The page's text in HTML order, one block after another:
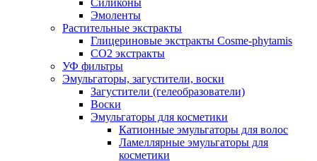
Силиконы
Эмоленты
Растительные экстракты
Глицериновые экстракты Cosme-phytamis
СО2 экстракты
УФ фильтры
Эмульгаторы, загустители, воски
Загустители (гелеобразователи)
Воски
Эмульгаторы для косметики
Катионные эмульгаторы для волос
Ламеллярные эмульгаторы для
косметики